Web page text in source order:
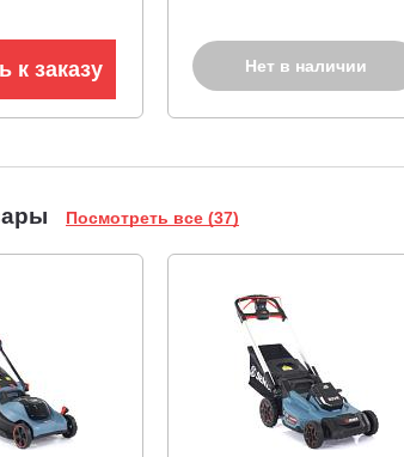
к заказу Нет в наличии
Посмотреть все (37)